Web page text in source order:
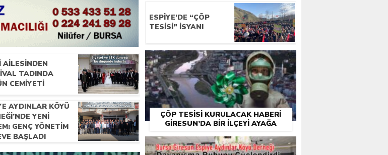
AILESINDEN
TADINDA
CEMIYETI
AYDINLAR KÖYÜ
YENI
GENÇ YÖNETIM
BAŞLADI
ESPIYE’DE “ÇÖP
TESISI” İSYANI
ÇÖP TESISI KURULACAK HABERI
GIRESUN’DA BIR İLÇEYI AYAĞA